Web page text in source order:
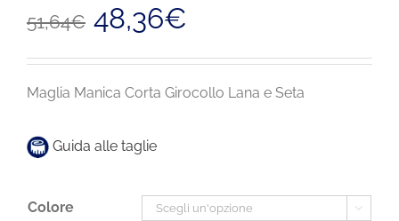
51,64€ prezzo
era:
51,64€.
48,36€
è:
48,36€.
Maglia Manica Corta Girocollo Lana e Seta
Guida alle taglie
Colore 